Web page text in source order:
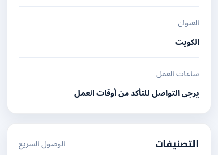
العنوان
الكويت
ساعات العمل
يرجى التواصل للتأكد من أوقات العمل
التصنيفات الوصول السريع